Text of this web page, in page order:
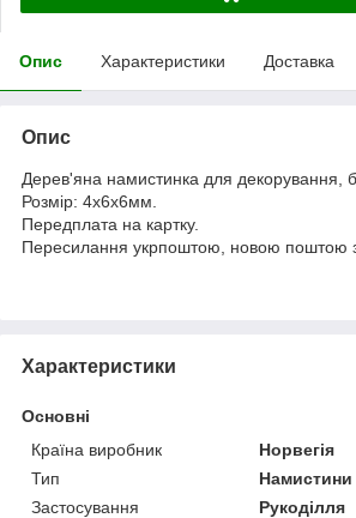
Опис Характеристики Доставка
Опис
Дерев'яна намистинка для декорування,
Розмір: 4х6х6мм.
Передплата на картку.
Пересилання укрпоштою, новою поштою
Характеристики
Основні
Країна виробник
Норвегія
Тип
Намистини
Застосування
Рукоділля